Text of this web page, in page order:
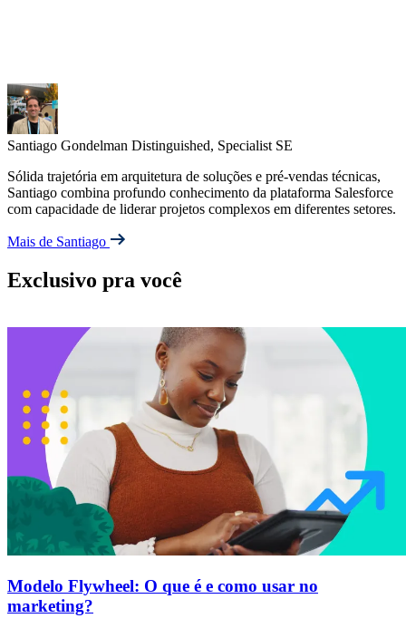
Santiago Gondelman Distinguished, Specialist SE
Sólida trajetória em arquitetura de soluções e pré-vendas técnicas,
Santiago combina profundo conhecimento da plataforma Salesforce
com capacidade de liderar projetos complexos em diferentes setores.
Mais de Santiago
Exclusivo pra você
Modelo Flywheel: O que é e como usar no
marketing?